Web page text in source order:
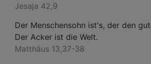
Jesaja 42,9
Der Menschensohn ist's, der den
Der Acker ist die Welt.
Matthäus 13,37-38